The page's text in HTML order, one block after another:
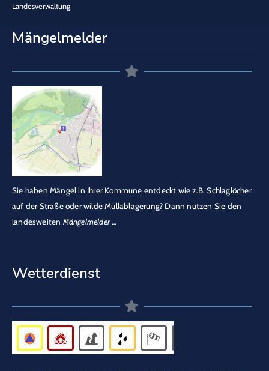
Landesverwaltung
Mängelmelder
Sie haben Mängel in Ihrer Kommune entdeckt wie z.B. Schlaglöcher
auf der Straße oder wilde Müllablagerung? Dann nutzen Sie den
landesweiten Mängelmelder…
Wetterdienst